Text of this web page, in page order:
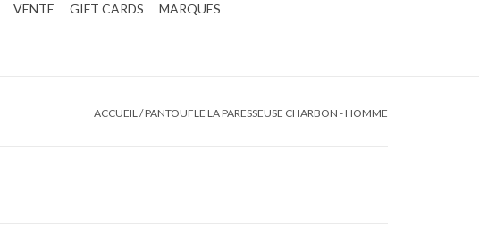
VENTE GIFT CARDS MARQUES
ACCUEIL/PANTOUFLE LA PARESSEUSE CHARBON - HOMME